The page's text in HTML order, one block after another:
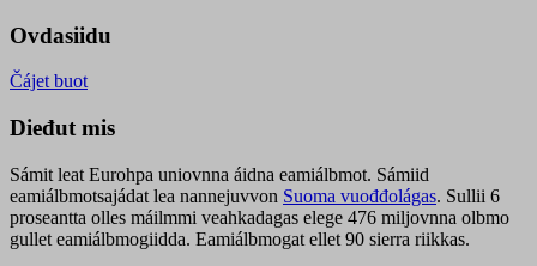
Ovdasiidu
Čájet buot
Dieđut mis
Sámit leat Eurohpa uniovnna áidna eamiálbmot. Sámiid
eamiálbmotsajádat lea nannejuvvon Suoma vuođđolágas. Sullii 6
proseantta olles máilmmi veahkadagas elege 476 miljovnna olbmo
gullet eamiálbmogiidda. Eamiálbmogat ellet 90 sierra riikkas.